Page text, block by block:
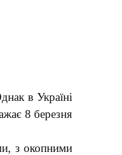
в Україні
8 березня
з окопними